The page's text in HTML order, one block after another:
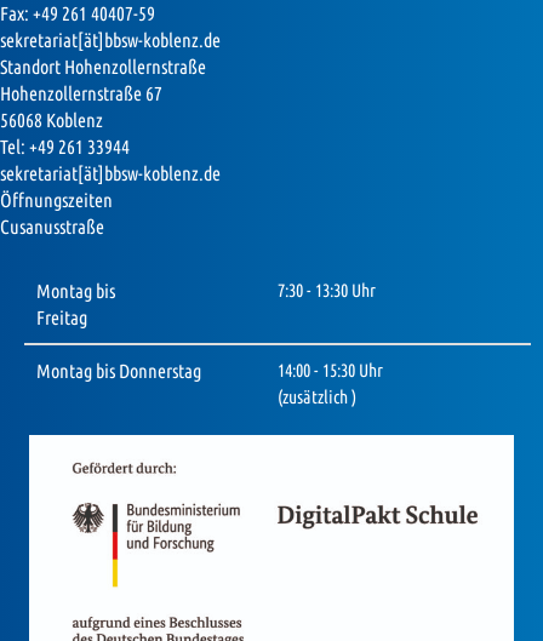
Fax: +49 261 40407-59
sekretariat[ät]bbsw-koblenz.de
Standort Hohenzollernstraße
Hohenzollernstraße 67
56068 Koblenz
Tel: +49 261 33944
sekretariat[ät]bbsw-koblenz.de
Öffnungszeiten
Cusanusstraße
Montag bis
Freitag
7:30 - 13:30 Uhr
Montag bis Donnerstag
14:00 - 15:30 Uhr
(zusätzlich )